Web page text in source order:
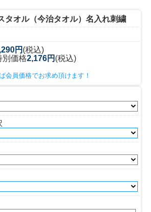
タオル（今治タオル）名入れ刺繍
円 (税込)
別価格2,176円 (税込)
会員価格でお求め頂けます！